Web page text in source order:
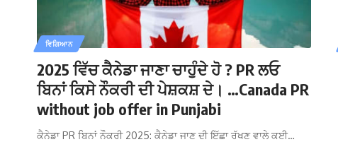
ਵਿਗਿਆਨ
2025 ਵਿੱਚ ਕੈਨੇਡਾ ਜਾਣਾ ਚਾਹੁੰਦੇ ਹੋ ? PR ਲਓ
ਬਿਨਾਂ ਕਿਸੇ ਨੌਕਰੀ ਦੀ ਪੇਸ਼ਕਸ਼ ਦੇ। …Canada PR
without job offer in Punjabi
ਕੈਨੇਡਾ PR ਬਿਨਾਂ ਨੌਕਰੀ 2025: ਕੈਨੇਡਾ ਜਾਣ ਦੀ ਇੱਛਾ ਰੱਖਣ ਵਾਲੇ ਕਈ…